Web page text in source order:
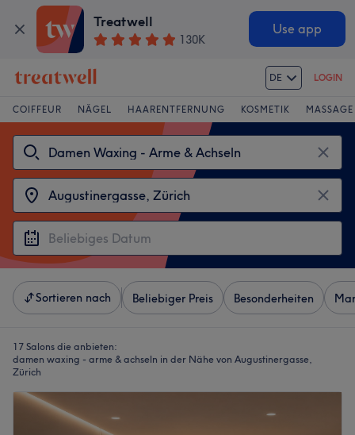
Treatwell
130K
Use app
DE LOGIN
COIFFEUR NÄGEL HAARENTFERNUNG KOSMETIK MASSAGE
Sortieren nach Beliebiger Preis Besonderheiten
17 Salons die anbieten:
damen waxing - arme & achseln in der Nähe von Augustinergasse,
Zürich